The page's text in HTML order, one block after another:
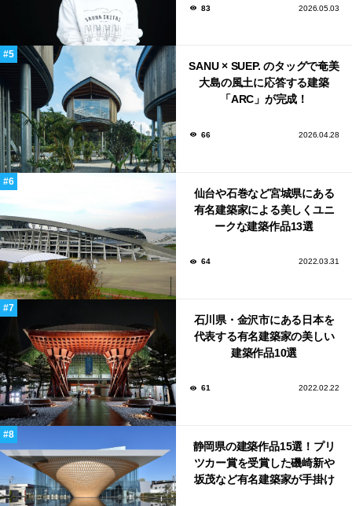
83 2026.05.03
SANU × SUEP. のタッグで奄美
大島の風土に応答する建築
「ARC」が完成！
66 2026.04.28
仙台や石巻など宮城県にある
有名建築家による美しくユニ
ークな建築作品13選
64 2022.03.31
石川県・金沢市にある日本を
代表する有名建築家の美しい
建築作品10選
61 2022.02.22
静岡県の建築作品15選！プリ
ツカー賞を受賞した磯崎新や
坂茂など有名建築家が手掛け